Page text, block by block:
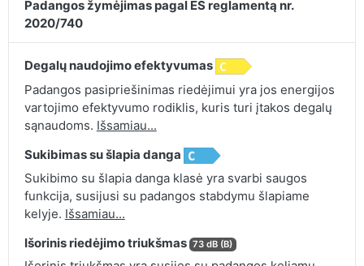
Padangos žymėjimas pagal ES reglamentą nr.
2020/740
Degalų naudojimo efektyvumas
Padangos pasipriešinimas riedėjimui yra jos energijos
vartojimo efektyvumo rodiklis, kuris turi įtakos degalų
sąnaudoms. Išsamiau...
Sukibimas su šlapia danga
Sukibimo su šlapia danga klasė yra svarbi saugos
funkcija, susijusi su padangos stabdymu šlapiame
kelyje. Išsamiau...
Išorinis riedėjimo triukšmas 73 dB (B)